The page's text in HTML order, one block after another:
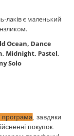
лаків є маленький
Ocean, Dance
Midnight, Pastel,
Solo
програма , завдяки
покупок.